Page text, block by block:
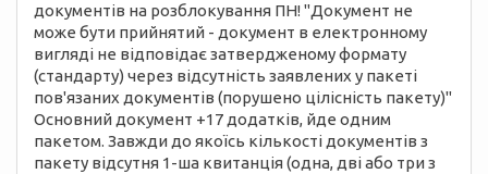
документів на розблокування ПН! "Документ не
може бути прийнятий - документ в електронному
вигляді не відповідає затвердженому формату
(стандарту) через відсутність заявлених у пакеті
пов'язаних документів (порушено цілісність пакету)"
Основний документ +17 додатків, йде одним
пакетом. Завжди до якоїсь кількості документів з
пакету відсутня 1-ша квитанція (одна, дві або три з